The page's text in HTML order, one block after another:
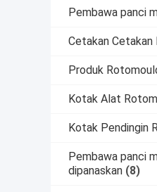
Pembawa panci
Cetakan Cetakan
Produk
Kotak Alat
Kotak Pendingin
Pembawa panci
dipanaskan (8)